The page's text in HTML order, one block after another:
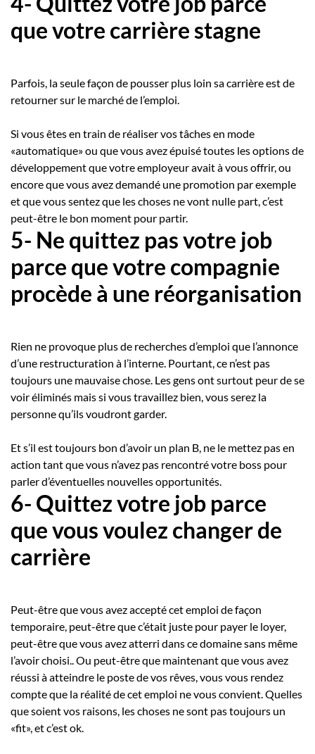
que votre carrière stagne
Parfois, la seule façon de pousser plus loin sa carrière est de
retourner sur le marché de l’emploi.
Si vous êtes en train de réaliser vos tâches en mode
«automatique» ou que vous avez épuisé toutes les options de
développement que votre employeur avait à vous offrir, ou
encore que vous avez demandé une promotion par exemple
et que vous sentez que les choses ne vont nulle part, c’est
peut-être le bon moment pour partir.
5- Ne quittez pas votre job
parce que votre compagnie
procède à une réorganisation
Rien ne provoque plus de recherches d’emploi que l’annonce
d’une restructuration à l’interne. Pourtant, ce n’est pas
toujours une mauvaise chose. Les gens ont surtout peur de se
voir éliminés mais si vous travaillez bien, vous serez la
personne qu’ils voudront garder.
Et s’il est toujours bon d’avoir un plan B, ne le mettez pas en
action tant que vous n’avez pas rencontré votre boss pour
parler d’éventuelles nouvelles opportunités.
6- Quittez votre job parce
que vous voulez changer de
carrière
Peut-être que vous avez accepté cet emploi de façon
temporaire, peut-être que c’était juste pour payer le loyer,
peut-être que vous avez atterri dans ce domaine sans même
l’avoir choisi.. Ou peut-être que maintenant que vous avez
réussi à atteindre le poste de vos rêves, vous vous rendez
compte que la réalité de cet emploi ne vous convient. Quelles
que soient vos raisons, les choses ne sont pas toujours un
«fit», et c’est ok.